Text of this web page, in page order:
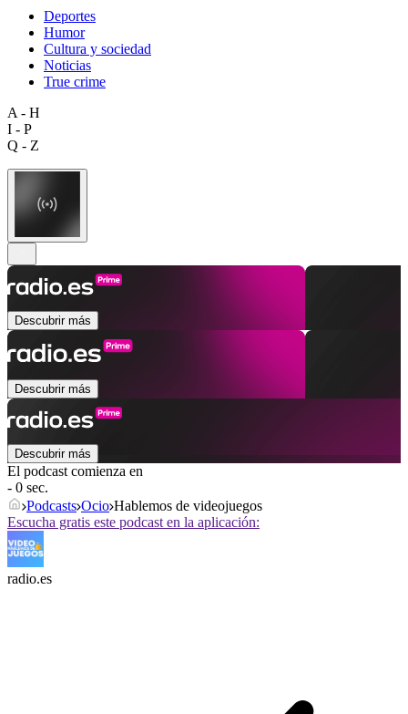
Deportes
Humor
Cultura y sociedad
Noticias
True crime
A - H
I - P
Q - Z
Descubrir más
Descubrir más
Descubrir más
El podcast comienza en
- 0 sec.
Podcasts Ocio Hablemos de videojuegos
Escucha gratis este podcast en la aplicación:
radio.es